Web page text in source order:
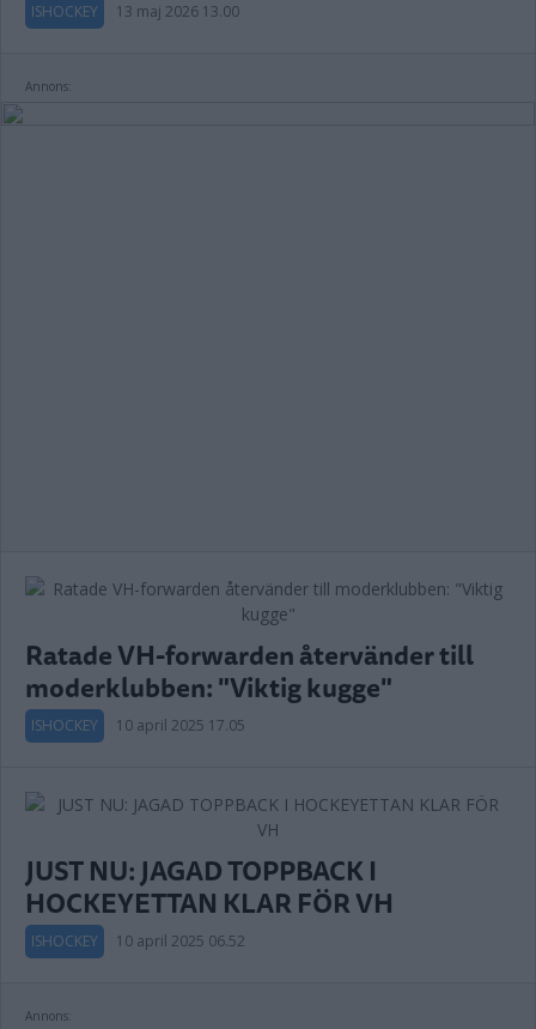
ISHOCKEY 13 maj 2026 13.00
Annons:
Ratade VH-forwarden återvänder till
moderklubben: "Viktig kugge"
ISHOCKEY 10 april 2025 17.05
JUST NU: JAGAD TOPPBACK I
HOCKEYETTAN KLAR FÖR VH
ISHOCKEY 10 april 2025 06.52
Annons: